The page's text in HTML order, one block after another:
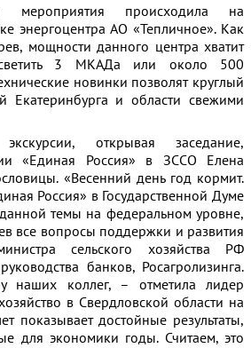
мероприятия происходила на
энергоцентра АО «Тепличное». Как
мощности данного центра хватит
3 МКАДа или около 500
новинки позволят круглый
Екатеринбурга и области свежими
открывая заседание,
«Единая Россия» в ЗССО Елена
«Весенний день год кормит.
Россия» в Государственной Думе
темы на федеральном уровне,
все вопросы поддержки и развития
сельского хозяйства РФ
банков, Росагролизинга.
наших коллег, – отметила лидер
в Свердловской области на
показывает достойные результаты,
для экономики годы. Считаем, это